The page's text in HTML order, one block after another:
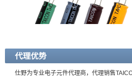
代理优势
仕野为专业电子元件代理商，代理销售